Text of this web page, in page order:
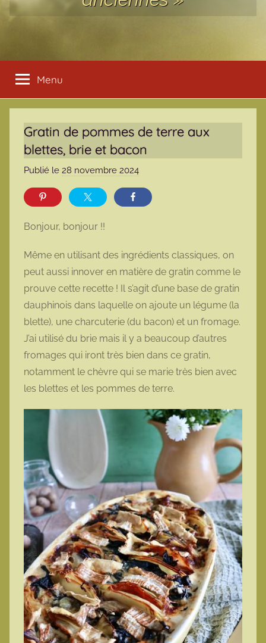
Menu
Gratin de pommes de terre aux
blettes, brie et bacon
Publié le 28 novembre 2024
a
o
t
t
e
Bonjour, bonjour !!
Même en utilisant des ingrédients classiques, on
peut aussi innover en matière de gratin comme le
prouve cette recette ! Il s’agit d’une base de gratin
dauphinois dans laquelle on ajoute un légume (la
blette), une charcuterie (du bacon) et un fromage.
J’ai utilisé du brie mais il y a beaucoup d’autres
fromages qui iront très bien dans ce gratin,
notamment le chèvre qui se marie très bien avec
les blettes et les pommes de terre.